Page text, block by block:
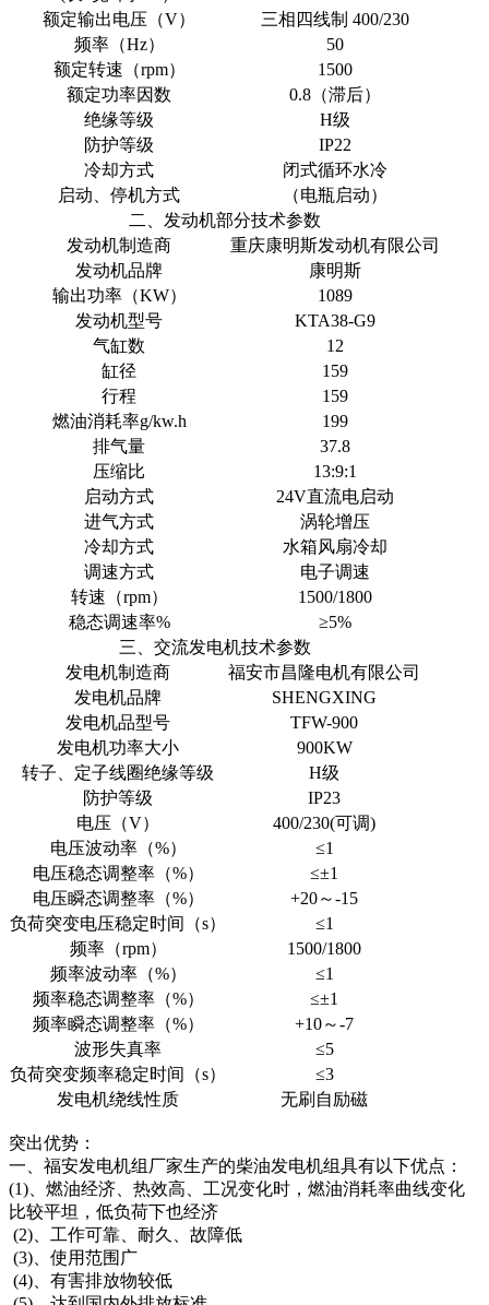
额定输出电压（V）
三相四线制 400/230
频率（Hz）
50
额定转速（rpm）
1500
额定功率因数
0.8（滞后）
绝缘等级
H级
防护等级
IP22
冷却方式
闭式循环水冷
启动、停机方式
（电瓶启动）
二、发动机部分技术参数
发动机制造商
重庆康明斯发动机有限公司
发动机品牌
康明斯
输出功率（KW）
1089
发动机型号
KTA38-G9
气缸数
12
缸径
159
行程
159
燃油消耗率g/kw.h
199
排气量
37.8
压缩比
13:9:1
启动方式
24V直流电启动
进气方式
涡轮增压
冷却方式
水箱风扇冷却
调速方式
电子调速
转速（rpm）
1500/1800
稳态调速率%
≥5%
三、交流发电机技术参数
发电机制造商
福安市昌隆电机有限公司
发电机品牌
SHENGXING
发电机品型号
TFW-900
发电机功率大小
900KW
转子、定子线圈绝缘等级
H级
防护等级
IP23
电压（V）
400/230(可调)
电压波动率（%）
≤1
电压稳态调整率（%）
≤±1
电压瞬态调整率（%）
+20～-15
负荷突变电压稳定时间（s）
≤1
频率（rpm）
1500/1800
频率波动率（%）
≤1
频率稳态调整率（%）
≤±1
频率瞬态调整率（%）
+10～-7
波形失真率
≤5
负荷突变频率稳定时间（s）
≤3
发电机绕线性质
无刷自励磁
突出优势：
一、福安发电机组厂家生产的柴油发电机组具有以下优点：
(1)、燃油经济、热效高、工况变化时，燃油消耗率曲线变化
比较平坦，低负荷下也经济
(2)、工作可靠、耐久、故障低
(3)、使用范围广
(4)、有害排放物较低